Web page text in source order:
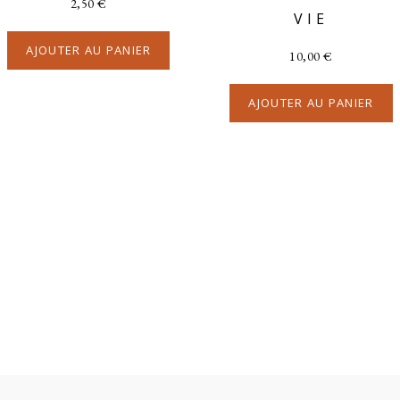
2,50€
AJOUTER AU PANIER
VIE
10,00€
AJOUTER AU PANIER